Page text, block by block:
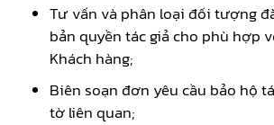
Tư vấn và phân loại đối tượng
bản quyền tác giả cho phù hợp
Khách hàng;
Biên soạn đơn yêu cầu bảo hộ
tờ liên quan;